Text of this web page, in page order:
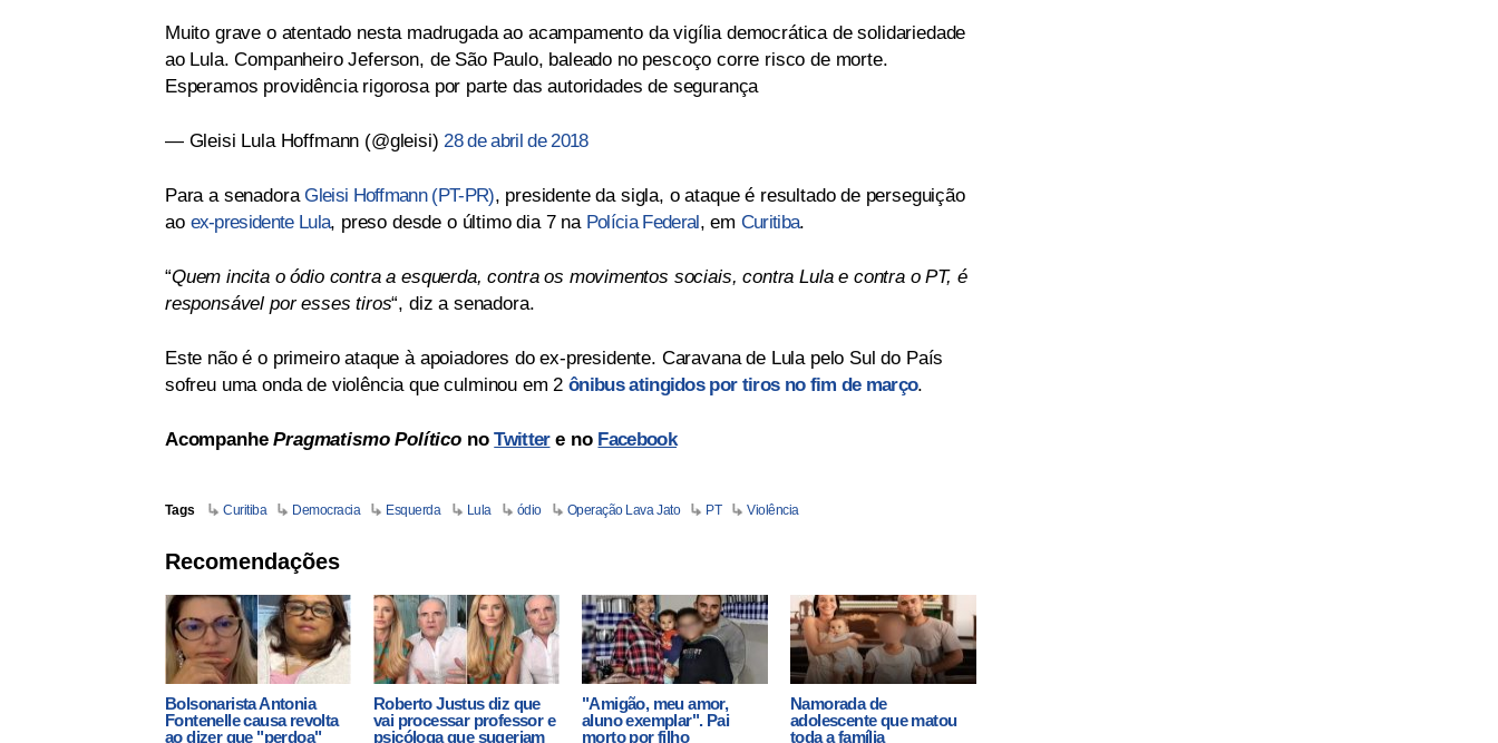
Muito grave o atentado nesta madrugada ao acampamento da vigília democrática de solidariedade
ao Lula. Companheiro Jeferson, de São Paulo, baleado no pescoço corre risco de morte.
Esperamos providência rigorosa por parte das autoridades de segurança
— Gleisi Lula Hoffmann (@gleisi) 28 de abril de 2018
Para a senadoraGleisi Hoffmann (PT-PR), presidente da sigla, o ataque é resultado de perseguição
ao ex-presidente Lula, preso desde o último dia 7 na Polícia Federal, em Curitiba.
“Quem incita o ódio contra a esquerda, contra os movimentos sociais, contra Lula e contra o PT, é
responsável por esses tiros“, diz a senadora.
Este não é o primeiro ataque à apoiadores do ex-presidente. Caravana de Lula pelo Sul do País
sofreu uma onda de violência que culminou em 2ônibus atingidos por tiros no fim de março.
AcompanhePragmatismo PolíticonoTwittere no Facebook
Tags Curitiba Democracia Esquerda Lula ódio Operação Lava Jato PT Violência
Recomendações
Bolsonarista Antonia
Fontenelle causa revolta
ao dizer que "perdoa"
Roberto Justus diz que
vai processar professor e
psicóloga que sugeriam
"Amigão, meu amor,
aluno exemplar". Pai
morto por filho
Namorada de
adolescente que matou
toda a família